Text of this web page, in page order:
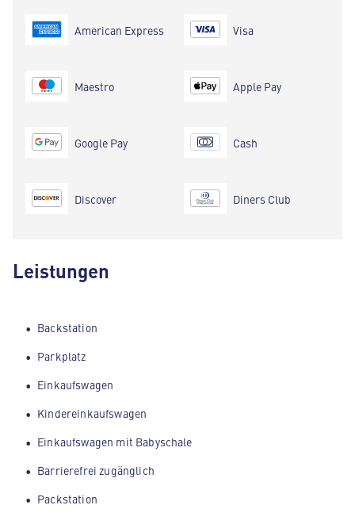
American Express
Maestro
Google Pay
Discover
Visa
Apple Pay
Cash
Diners Club
Leistungen
Backstation
Parkplatz
Einkaufswagen
Kindereinkaufswagen
Einkaufswagen mit Babyschale
Barrierefrei zugänglich
Packstation